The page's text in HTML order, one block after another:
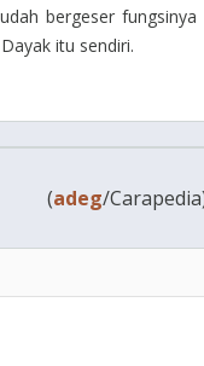
bergeser fungsinya
itu sendiri.
(adeg/